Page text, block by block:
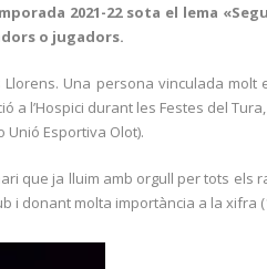
2021-22 sota el lema
o jugadors.
Una persona vinculada
l’Hospici durant les Festes del
Esportiva Olot).
que ja lluim amb orgull per tots els
i donant molta importància a la xifra